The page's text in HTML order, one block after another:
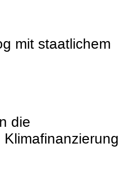
mit staatlichem
die